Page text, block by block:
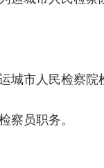
城市人民检察
察员职务。